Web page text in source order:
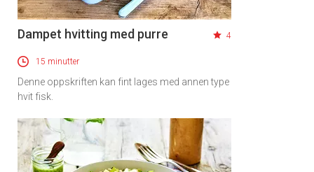
Dampet hvitting med purre 4
15 minutter
Denne oppskriften kan fint lages med annen type
hvit fisk.